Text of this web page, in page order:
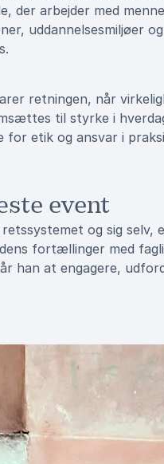
arbejder med
uddannelsesmiljøer
retningen, når
til styrke i
for etik og ansvar i
event
og sig selv,
fortællinger med
han at engagere,